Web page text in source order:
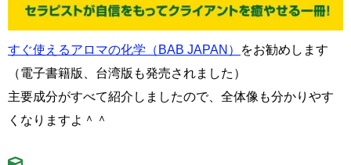
すぐ使えるアロマの化学（BAB JAPAN）
をお勧めします
（電子書籍版、台湾版も発売されました）
主要成分がすべて紹介しましたので、全体像も分かりやす
くなりますよ＾＾